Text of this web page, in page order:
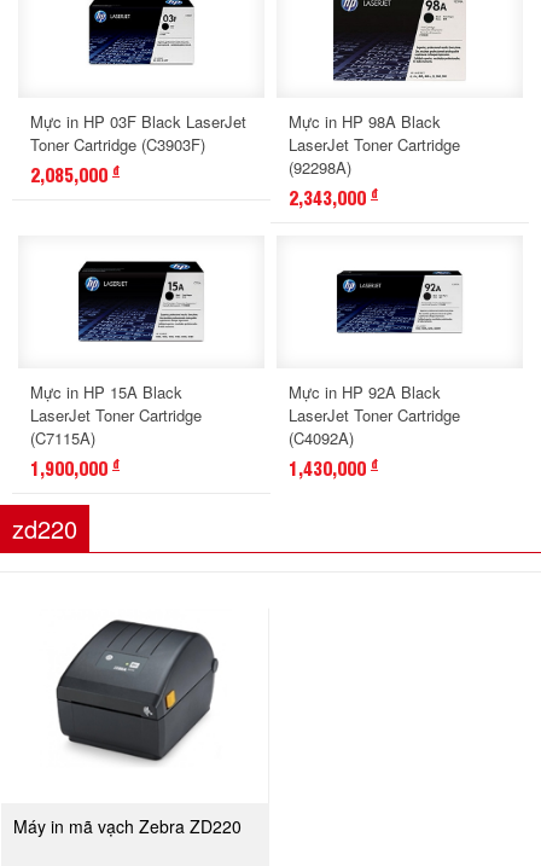
Mực in HP 03F Black LaserJet
Toner Cartridge (C3903F)
2,085,000 đ
Mực in HP 98A Black
LaserJet Toner Cartridge
(92298A)
2,343,000 đ
Mực in HP 15A Black
LaserJet Toner Cartridge
(C7115A)
1,900,000 đ
Mực in HP 92A Black
LaserJet Toner Cartridge
(C4092A)
1,430,000 đ
zd220
Máy in mã vạch Zebra ZD220